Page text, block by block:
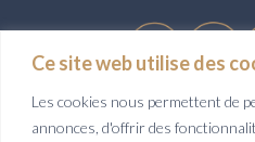
Ce site web utilise des
Les cookies nous permettent de
annonces, d'offrir des